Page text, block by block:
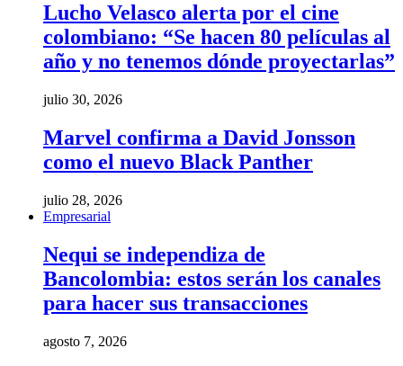
Lucho Velasco alerta por el cine
colombiano: “Se hacen 80 películas al
año y no tenemos dónde proyectarlas”
julio 30, 2026
Marvel confirma a David Jonsson
como el nuevo Black Panther
julio 28, 2026
Empresarial
Nequi se independiza de
Bancolombia: estos serán los canales
para hacer sus transacciones
agosto 7, 2026